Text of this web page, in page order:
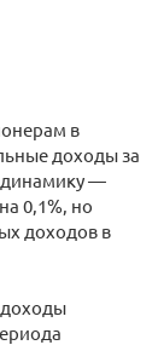
в
доходы за
динамику —
0,1%, но
доходов в
доходы